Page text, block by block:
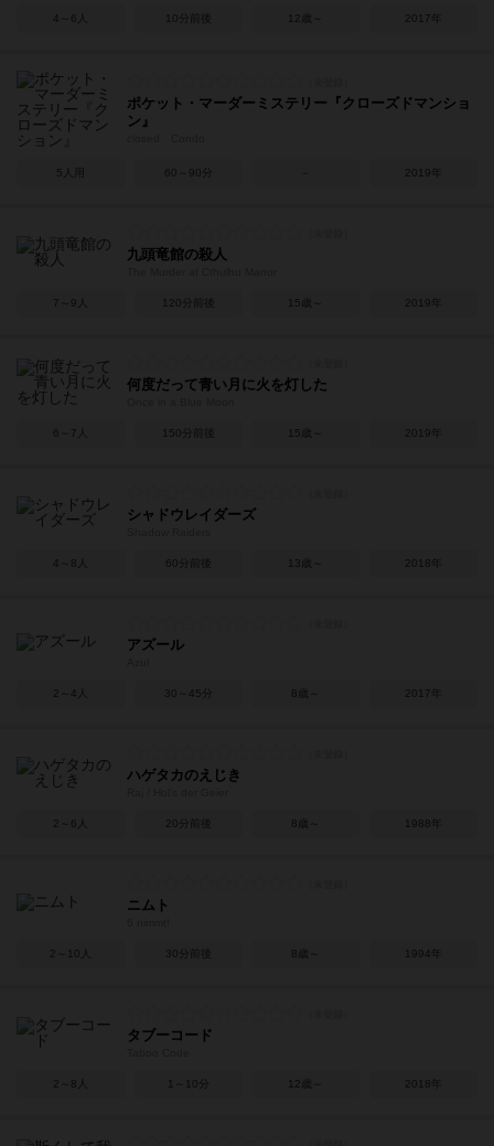
4～6人 10分前後 12歳～ 2017年
ポケット・マーダーミステリー『クローズドマンショ
ン』
5人用 60～90分 2019年
九頭竜館の殺人
7～9人 120分前後 15歳～ 2019年
何度だって青い月に火を灯した
6～7人 150分前後 15歳～ 2019年
シャドウレイダーズ
4～8人 60分前後 13歳～ 2018年
アズール
2～4人 30～45分 8歳～ 2017年
ハゲタカのえじき
2～6人 20分前後 8歳～ 1988年
ニムト
2～10人 30分前後 8歳～ 1994年
タブーコード
2～8人 1～10分 12歳～ 2018年